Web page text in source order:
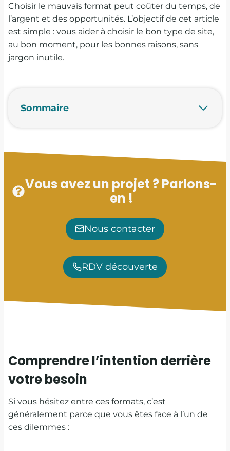
Choisir le mauvais format peut coûter du temps, de
l’argent et des opportunités. L’objectif de cet article
est simple : vous aider à choisir le bon type de site,
au bon moment, pour les bonnes raisons, sans
jargon inutile.
Sommaire
Vous avez un projet ? Parlons-
en !
Nous contacter
RDV découverte
Comprendre l’intention derrière
votre besoin
Si vous hésitez entre ces formats, c’est
généralement parce que vous êtes face à l’un de
ces dilemmes :